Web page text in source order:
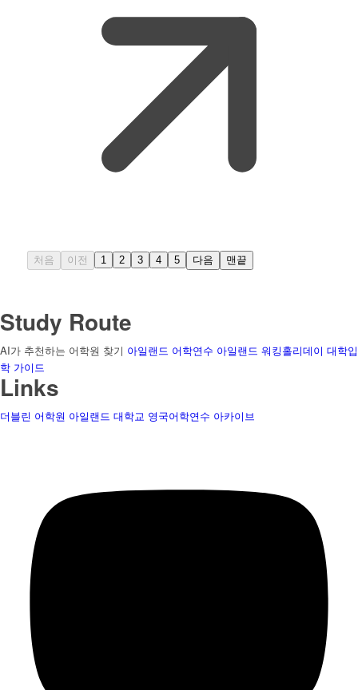
처음 이전 1 2 3 4 5 다음 맨끝
Study Route
AI가 추천하는 어학원 찾기 아일랜드 어학연수 아일랜드 워킹홀리데이 대학입
학 가이드
Links
더블린 어학원 아일랜드 대학교 영국어학연수 아카이브